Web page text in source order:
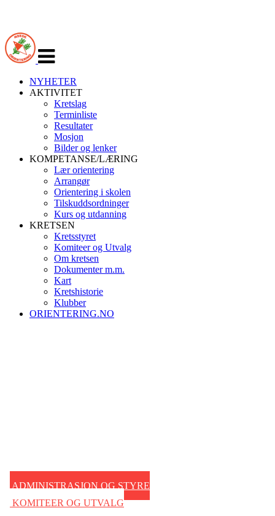
navigasjon
NYHETER
AKTIVITET
Kretslag
Terminliste
Resultater
Mosjon
Bilder og lenker
KOMPETANSE/LÆRING
Lær orientering
Arrangør
Orientering i skolen
Tilskuddsordninger
Kurs og utdanning
KRETSEN
Kretsstyret
Komiteer og Utvalg
Om kretsen
Dokumenter m.m.
Kart
Kretshistorie
Klubber
ORIENTERING.NO
ADMINISTRASJON OG STYRE
KOMITEER OG UTVALG